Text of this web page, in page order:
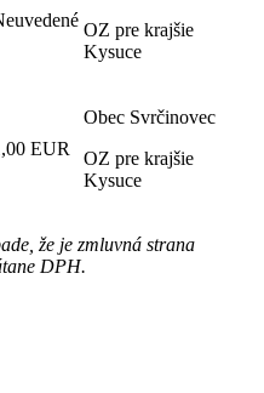
OZ pre krajšie
Kysuce
EUR
Obec Svrčinovec
OZ pre krajšie
Kysuce
že je zmluvná strana
DPH.